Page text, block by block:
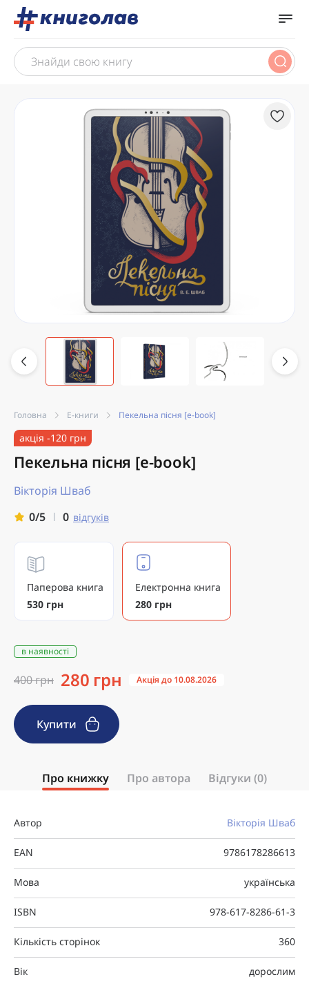
Головна Е-книги Пекельна пісня [e-book]
акція -120 грн
Пекельна пісня [e-book]
Вікторія Шваб
0/5
0 відгуків
Паперова книга
530 грн
Електронна книга
280 грн
в наявності
400 грн 280 грн Акція до 10.08.2026
Купити
Про книжку Про автора Відгуки (0)
Автор Вікторія Шваб
EAN 9786178286613
Мова українська
ISBN 978-617-8286-61-3
Кількість сторінок 360
Вік дорослим